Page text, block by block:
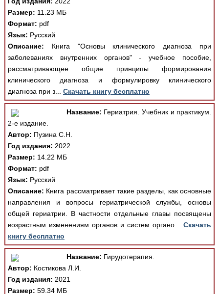
Размер: 11.23 МБ
Формат: pdf
Язык: Русский
Описание: Книга "Основы клинического диагноза при
заболеваниях внутренних органов" - учебное пособие,
рассматривающее общие принципы формирования
клинического диагноза и формулировку клинического
диагноза при з... Скачать книгу бесплатно
Название: Гериатрия. Учебник и практикум.
2-е издание.
Автор: Пузина С.Н.
Год издания: 2022
Размер: 14.22 МБ
Формат: pdf
Язык: Русский
Описание: Книга рассматривает такие разделы, как основные
направления и вопросы гериатрической службы, основы
общей гериатрии. В частности отдельные главы посвящены
возрастным изменениям органов и систем органо...Скачать
книгу бесплатно
Название: Гирудотерапия.
Автор: Костикова Л.И.
Год издания: 2021
Размер: 59.34 МБ